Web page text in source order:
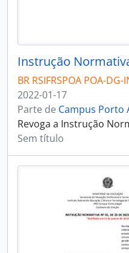
Instrução
BR RSIFRSPOA POA-
2022-01-17
Parte de Campus Porto
Revoga a Instrução
Sem título